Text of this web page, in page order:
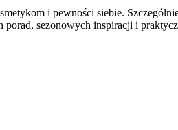
i pewności siebie.
sezonowych inspiracji i